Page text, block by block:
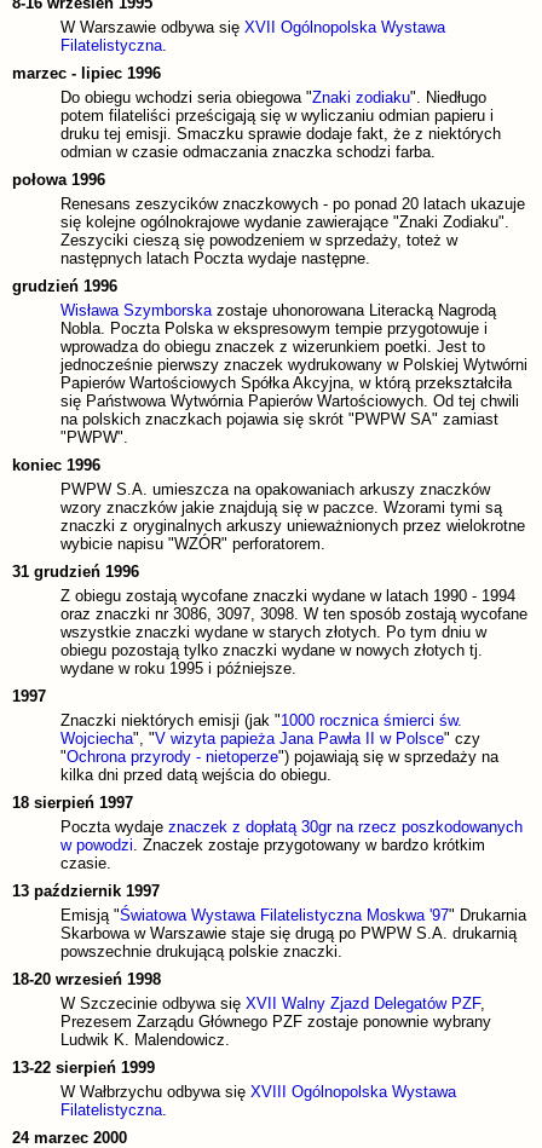
W Warszawie odbywa się XVII Ogólnopolska Wystawa
Filatelistyczna.
marzec - lipiec 1996
Do obiegu wchodzi seria obiegowa "Znaki zodiaku". Niedługo
potem filateliści prześcigają się w wyliczaniu odmian papieru i
druku tej emisji. Smaczku sprawie dodaje fakt, że z niektórych
odmian w czasie odmaczania znaczka schodzi farba.
połowa 1996
Renesans zeszycików znaczkowych - po ponad 20 latach ukazuje
się kolejne ogólnokrajowe wydanie zawierające "Znaki Zodiaku".
Zeszyciki cieszą się powodzeniem w sprzedaży, toteż w
następnych latach Poczta wydaje następne.
grudzień 1996
Wisława Szymborskazostaje uhonorowana Literacką Nagrodą
Nobla. Poczta Polska w ekspresowym tempie przygotowuje i
wprowadza do obiegu znaczek z wizerunkiem poetki. Jest to
jednocześnie pierwszy znaczek wydrukowany w Polskiej Wytwórni
Papierów Wartościowych Spółka Akcyjna, w którą przekształciła
się Państwowa Wytwórnia Papierów Wartościowych. Od tej chwili
na polskich znaczkach pojawia się skrót "PWPW SA" zamiast
"PWPW".
koniec 1996
PWPW S.A. umieszcza na opakowaniach arkuszy znaczków
wzory znaczków jakie znajdują się w paczce. Wzorami tymi są
znaczki z oryginalnych arkuszy unieważnionych przez wielokrotne
wybicie napisu "WZÓR" perforatorem.
31 grudzień 1996
Z obiegu zostają wycofane znaczki wydane w latach 1990 - 1994
oraz znaczki nr 3086, 3097, 3098. W ten sposób zostają wycofane
wszystkie znaczki wydane w starych złotych. Po tym dniu w
obiegu pozostają tylko znaczki wydane w nowych złotych tj.
wydane w roku 1995 i późniejsze.
1997
Znaczki niektórych emisji (jak "1000 rocznica śmierci św.
Wojciecha", "V wizyta papieża Jana Pawła II w Polsce" czy
"Ochrona przyrody - nietoperze") pojawiają się w sprzedaży na
kilka dni przed datą wejścia do obiegu.
18 sierpień 1997
Poczta wydaje znaczek z dopłatą 30gr na rzecz poszkodowanych
w powodzi. Znaczek zostaje przygotowany w bardzo krótkim
czasie.
13 październik 1997
Emisją "Światowa Wystawa Filatelistyczna Moskwa '97" Drukarnia
Skarbowa w Warszawie staje się drugą po PWPW S.A. drukarnią
powszechnie drukującą polskie znaczki.
18-20 wrzesień 1998
W Szczecinie odbywa się XVII Walny Zjazd Delegatów PZF,
Prezesem Zarządu Głównego PZF zostaje ponownie wybrany
Ludwik K. Malendowicz.
13-22 sierpień 1999
W Wałbrzychu odbywa się XVIII Ogólnopolska Wystawa
Filatelistyczna.
24 marzec 2000